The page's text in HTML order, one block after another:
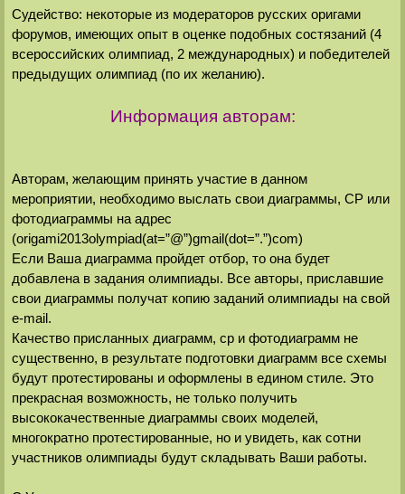
Судейство: некоторые из модераторов русских оригами
форумов, имеющих опыт в оценке подобных состязаний (4
всероссийских олимпиад, 2 международных) и победителей
предыдущих олимпиад (по их желанию).
Информация авторам:
Авторам, желающим принять участие в данном
мероприятии, необходимо выслать свои диаграммы, СР или
фотодиаграммы на адрес
(origami2013olympiad(at=”@”)gmail(dot=”.”)com)
Если Ваша диаграмма пройдет отбор, то она будет
добавлена в задания олимпиады. Все авторы, приславшие
свои диаграммы получат копию заданий олимпиады на свой
e-mail.
Качество присланных диаграмм, ср и фотодиаграмм не
существенно, в результате подготовки диаграмм все схемы
будут протестированы и оформлены в едином стиле. Это
прекрасная возможность, не только получить
высококачественные диаграммы своих моделей,
многократно протестированные, но и увидеть, как сотни
участников олимпиады будут складывать Ваши работы.